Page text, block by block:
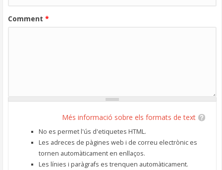
Comment *
Més informació sobre els formats de text
No es permet l'ús d'etiquetes HTML.
Les adreces de pàgines web i de correu electrònic es
tornen automàticament en enllaços.
Les línies i paràgrafs es trenquen automàticament.